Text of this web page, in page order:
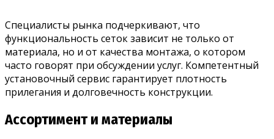
Специалисты рынка подчеркивают, что
функциональность сеток зависит не только от
материала, но и от качества монтажа, о котором
часто говорят при обсуждении услуг. Компетентный
установочный сервис гарантирует плотность
прилегания и долговечность конструкции.
Ассортимент и материалы